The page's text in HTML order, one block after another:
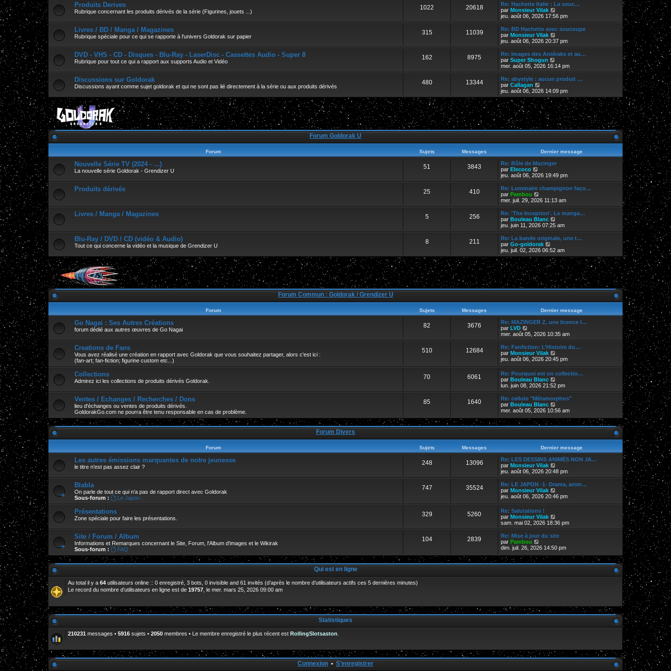
r
e
r
n
i
r
e
s
s
g
e
Produits Derives
Rubrique concernant les produits dérivés de la série (Figurines, jouets ...)
1022 20618
Re: Hachette Italie : La souc…
par Monsieur Vilak
o
i
r
e
r
n
i
r
e
s
a
g
e
jeu. août 06, 2026 17:56 pm
Livres / BD / Manga / Magazines
Rubrique spéciale pour ce qui se rapporte à l'univers Goldorak sur papier
315 11039
Re: BD Hachette avec soucoupe
par Monsieur Vilak
o
i
r
e
r
n
i
e
r
m
e
s
s
g
jeu. août 06, 2026 20:37 pm
DVD - VHS - CD - Disques - Blu-Ray - LaserDisc - Cassettes Audio - Super 8
Rubrique pour tout ce qui a rapport aux supports Audio et Vidéo
162 8975
Re: Images des Antéraks et au…
par Super Shogun
o
i
r
l
e
e
r
n
i
e
r
e
s
a
g
e
mer. août 05, 2026 16:14 pm
Discussions sur Goldorak
Discussions ayant comme sujet goldorak et qui ne sont pas lié directement à la série ou aux produits dérivés
480 13344
Re: abystyle : aucun produit …
par Callagan
o
i
l
e
e
r
i
e
r
m
s
s
a
g
e
jeu. août 06, 2026 14:09 pm
Forum Goldorak U
Forum Sujets Messages Dernier message
Nouvelle Série TV (2024 - ...)
La nouvelle série Goldorak - Grendizer U
51 3843
Re: Rôle de Mazinger
par Elecoco
o
i
r
l
e
e
r
n
i
r
m
e
s
a
e
jeu. août 06, 2026 19:49 pm
Produits dérivés 25 410
Re: Luminaire champignon faço…
par Pambou
o
i
r
l
e
r
n
i
m
s
s
g
e
mer. juil. 29, 2026 11:13 am
Livres / Manga / Magazines 5 256
Re: 'The Inception'. Le manga…
par Bouleau Blanc
o
i
r
e
e
n
i
e
r
e
s
s
a
e
jeu. juin 11, 2026 07:25 am
Blu-Ray / DVD / CD (vidéo & Audio)
Tout ce qui concerne la vidéo et la musique de Grendizer U
8 211
Re: La bande originale, une t…
par Go-goldorak
o
i
r
l
d
e
r
i
e
r
m
s
s
a
g
e
jeu. juil. 02, 2026 06:52 am
Forum Commun : Goldorak / Grendizer U
Forum Sujets Messages Dernier message
Go Nagai : Ses Autres Créations
forum dédié aux autres œuvres de Go Nagai
82 3676
Re: MAZINGER Z, une licence l…
par LVD
o
i
r
l
e
d
r
n
e
r
m
e
s
a
e
mer. août 05, 2026 10:35 am
Creations de Fans
Vous avez réalisé une création en rapport avec Goldorak que vous souhaitez partager, alors c'est ici :
(fan-art; fan-fiction; figurine custom etc...)
510 12684
Re: Fanfiction: L’Histoire du…
par Monsieur Vilak
o
l
d
r
i
e
r
m
s
a
g
jeu. août 06, 2026 20:45 pm
Collections
Admirez ici les collections de produits dérivés Goldorak.
70 6061
Re: Pourquoi est on collectio…
par Bouleau Blanc
o
i
r
l
e
e
r
i
r
m
e
s
s
g
lun. juin 08, 2026 21:52 pm
Ventes / Echanges / Recherches / Dons
lieu d'échanges ou ventes de produits dérivés.
GoldorakGo.com ne pourra être tenu responsable en cas de problème.
85 1640
Re: cellulo "Métamorphos"
par Bouleau Blanc
o
r
l
d
e
r
n
e
e
s
s
a
mer. août 05, 2026 10:56 am
Forum Divers
Forum Sujets Messages Dernier message
Les autres émissions marquantes de notre jeunesse
le titre n'est pas assez clair ?
248 13096
Re: LES DESSINS ANIMÉS NON JA…
par Monsieur Vilak
o
i
r
e
i
e
r
e
s
s
a
e
jeu. août 06, 2026 20:48 pm
Blabla
On parle de tout ce qui n'a pas de rapport direct avec Goldorak
Sous-forum :
Le Japon :
747 35524
Re: LE JAPON -1- Drama, anim…
par Monsieur Vilak
o
e
d
r
i
e
m
jeu. août 06, 2026 20:46 pm
Présentations
Zone spéciale pour faire les présentations.
329 5260
Re: Salutations !
par Monsieur Vilak
o
i
r
e
d
r
i
s
a
sam. mai 02, 2026 18:36 pm
Site / Forum / Album
Informations et Remarques concernant le Site, Forum, l'Album d'images et le Wikirak
Sous-forum :
FAQ
104 2839
Re: Mise à jour du site
par Pambou
o
l
d
e
r
g
e
dim. juil. 26, 2026 14:50 pm
Qui est en ligne
Au total il y a 64 utilisateurs online :: 0 enregistré, 3 bots, 0 invisible and 61 invités (d’après le nombre d’utilisateurs actifs ces 5 dernières minutes)
Le record du nombre d’utilisateurs en ligne est de 19757 , le mer. mars 25, 2026 09:00 am
Statistiques
210231 messages • 5916 sujets • 2050 membres • Le membre enregistré le plus récent est RollingSlotsaston
Connexion • S’enregistrer